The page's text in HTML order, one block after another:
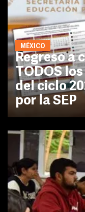
MÉXICO
Regreso a
TODOS
del ciclo
por la SEP